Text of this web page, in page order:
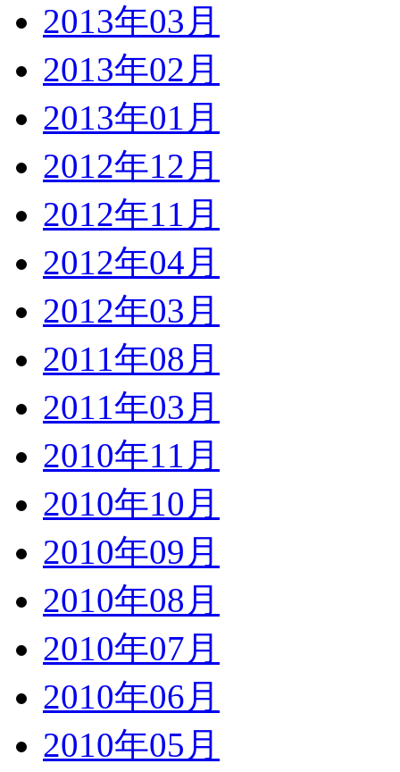
2013年03月
2013年02月
2013年01月
2012年12月
2012年11月
2012年04月
2012年03月
2011年08月
2011年03月
2010年11月
2010年10月
2010年09月
2010年08月
2010年07月
2010年06月
2010年05月